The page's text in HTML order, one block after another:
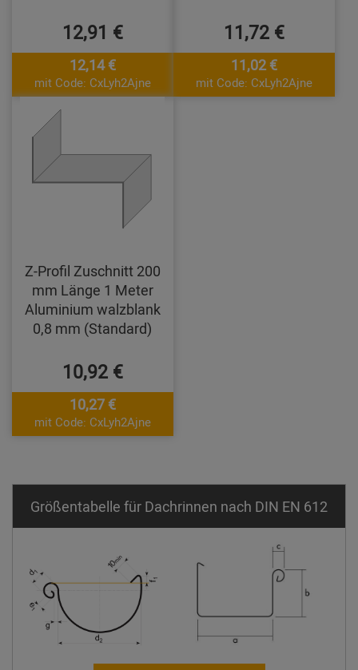
12,91 €
12,14 €
mit Code: CxLyh2Ajne
11,72 €
11,02 €
mit Code: CxLyh2Ajne
Z-Profil Zuschnitt 200
mm Länge 1 Meter
Aluminium walzblank
0,8 mm (Standard)
10,92 €
10,27 €
mit Code: CxLyh2Ajne
Größentabelle für Dachrinnen nach DIN EN 612